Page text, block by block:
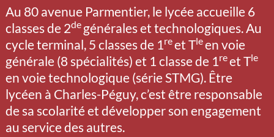
Au 80 avenue Parmentier, le lycée accueille 6
classes de 2de générales et technologiques. Au
cycle terminal, 5 classes de 1reet Tleen voie
générale (8 spécialités) et 1 classe de 1reet Tle
en voie technologique (série STMG). Être
lycéen à Charles-Péguy, c’est être responsable
de sa scolarité et développer son engagement
au service des autres.